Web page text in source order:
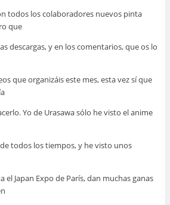
todos los colaboradores nuevos pinta
que
descargas, y en los comentarios, que os lo
que organizáis este mes, esta vez sí que
Yo de Urasawa sólo he visto el anime
todos los tiempos, y he visto unos
el Japan Expo de París, dan muchas ganas